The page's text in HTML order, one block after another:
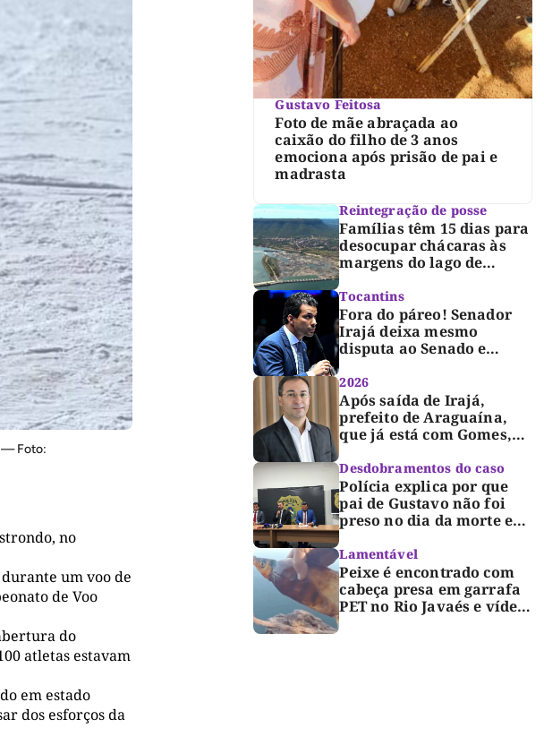
— Foto:
no
um voo de
de Voo
do
atletas estavam
em estado
dos esforços da
Gustavo Feitosa
Foto de mãe abraçada ao
caixão do filho de 3 anos
emociona após prisão de pai e
madrasta
Reintegração de posse
Famílias têm 15 dias para
desocupar chácaras às
margens do lago de
Justiça
Tocantins
Fora do páreo! Senador
Irajá deixa mesmo
disputa ao Senado e
processo de cabeça
erguida, com gratidão e
respeito”
2026
Após saída de Irajá,
prefeito de Araguaína,
que já está com Gomes,
campanha de Dimas e
fará anúncio oficial
Desdobramentos do caso
Polícia explica por que
pai de Gustavo não foi
preso no dia da morte e
investigação
Lamentável
Peixe é encontrado com
cabeça presa em garrafa
PET no Rio Javaés e vídeo